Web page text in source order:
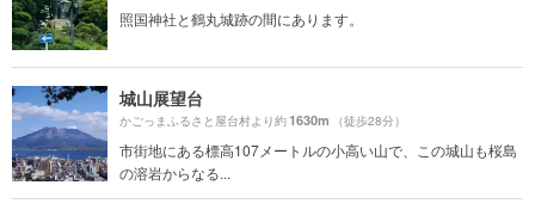
照国神社と鶴丸城跡の間にあります。
城山展望台
かごっまふるさと屋台村より約1630m （徒歩28分）
市街地にある標高107メートルの小高い山で、この城山も桜島
の溶岩からなる...